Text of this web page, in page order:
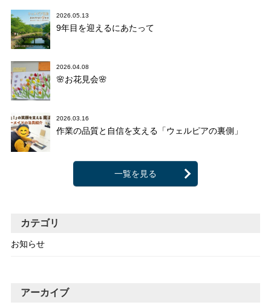
2026.05.13
9年目を迎えるにあたって
2026.04.08
🌸お花見会🌸
2026.03.16
作業の品質と自信を支える「ウェルピアの裏側」
一覧を見る
カテゴリ
お知らせ
アーカイブ